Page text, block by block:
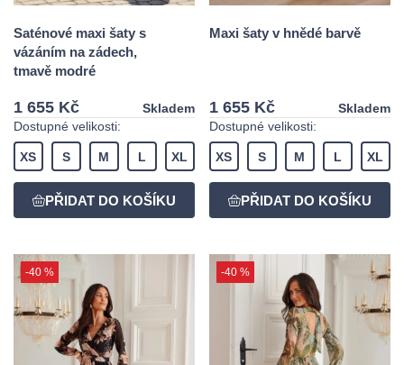
Saténové maxi šaty s
vázáním na zádech,
tmavě modré
1 655 Kč
Skladem
Dostupné velikosti:
XS S M L XL
Maxi šaty v hnědé barvě
1 655 Kč
Skladem
Dostupné velikosti:
XS S M L XL
-40 % -40 %